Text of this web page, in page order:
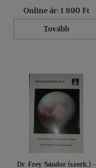
Online ár: 1 890 Ft
Tovább
Dr. Frey Sándor (szerk.) -